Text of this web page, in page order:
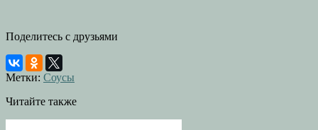
Поделитесь с друзьями
Метки: Соусы
Читайте также